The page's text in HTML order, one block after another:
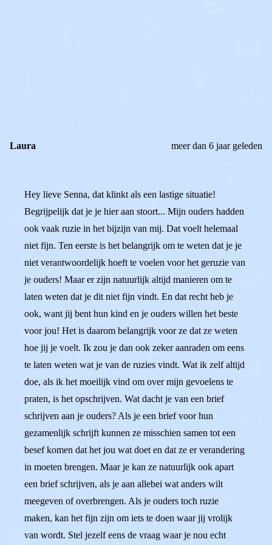
Laura meer dan 6 jaar geleden
Hey lieve Senna, dat klinkt als een lastige situatie!
Begrijpelijk dat je je hier aan stoort... Mijn ouders hadden
ook vaak ruzie in het bijzijn van mij. Dat voelt helemaal
niet fijn. Ten eerste is het belangrijk om te weten dat je je
niet verantwoordelijk hoeft te voelen voor het geruzie van
je ouders! Maar er zijn natuurlijk altijd manieren om te
laten weten dat je dit niet fijn vindt. En dat recht heb je
ook, want jij bent hun kind en je ouders willen het beste
voor jou! Het is daarom belangrijk voor ze dat ze weten
hoe jij je voelt. Ik zou je dan ook zeker aanraden om eens
te laten weten wat je van de ruzies vindt. Wat ik zelf altijd
doe, als ik het moeilijk vind om over mijn gevoelens te
praten, is het opschrijven. Wat dacht je van een brief
schrijven aan je ouders? Als je een brief voor hun
gezamenlijk schrijft kunnen ze misschien samen tot een
besef komen dat het jou wat doet en dat ze er verandering
in moeten brengen. Maar je kan ze natuurlijk ook apart
een brief schrijven, als je aan allebei wat anders wilt
meegeven of overbrengen. Als je ouders toch ruzie
maken, kan het fijn zijn om iets te doen waar jij vrolijk
van wordt. Stel jezelf eens de vraag waar je nou echt